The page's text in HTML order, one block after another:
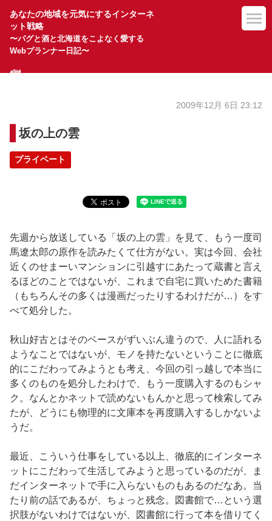
あなたの地域を元気にするインターネ
ット戦略
〜パグと酒と北海道をこよなく愛する
Webプランナー日記〜
2009年12月 6日 23:12
坂の上の雲
プライベート
先週から放送している「坂の上の雲」を見て、もう一度司
馬遼太郎の原作を読みたくて仕方がない。実は今回、会社
近くのせまーいマンションに引越すにあたって蔵書と言え
るほどのことではないが、これまで自宅に買いためた書籍
（もちろんその多くは漫画だったりするわけだが…）をす
べて処分した。
秋山好古とはそのベースがずいぶん違うので、人に語れる
ようなことではないが、モノを持たないということに徹底
的にこだわってみようとも考え、今回の引っ越しで本当に
多くのものを処分したわけで、もう一度購入するのもシャ
ク。なんとかネットで読めないもんかと思って検索してみ
たが、どうにも物理的に文庫本を再度購入するしかないよ
うだ。
最近、こういう仕事をしている以上、徹底的にインターネ
ットにこだわって生活してみようと思っているのだが、ま
だインターネットで手に入らないものもあるのだなあ。当
たり前の話であるが、ちょっと残念。図書館で…という選
択肢がないわけではないが、図書館に行って本を借りてく